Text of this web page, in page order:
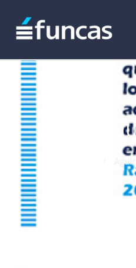
AGUIRRE,